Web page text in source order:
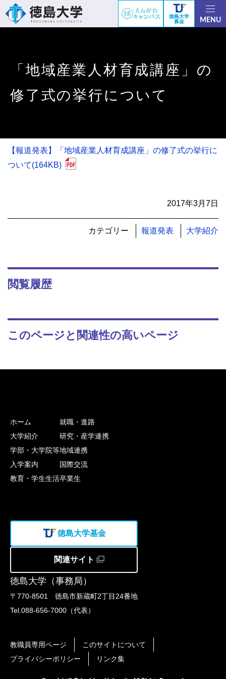
徳島大学
募金
MENU
「地域産業人材育成講座」の
修了式の挙行について
【報道発表】「地域産業人材育成講座」の修了式の挙行に
ついて(164KB)
2017年3月7日
カテゴリー 報道発表 大学紹介
閲覧履歴
このページと関連性の高いページ
徳島大学（事務局）
〒770-8501 徳島市新蔵町2丁目24番地
Tel.088-656-7000（代表）
ホーム
大学紹介
学部・大学院等
入学案内
教育・学生生活
就職・進路
研究・産学連携
地域連携
国際交流
卒業生
徳島大学基金
関連サイト
教職員専用ページ
このサイトについて
プライバシーポリシー
リンク集